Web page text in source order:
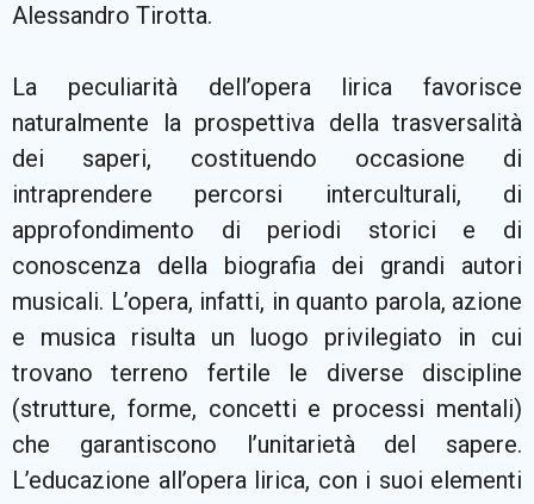
Alessandro Tirotta.
La peculiarità dell’opera lirica favorisce
naturalmente la prospettiva della trasversalità
dei saperi, costituendo occasione di
intraprendere percorsi interculturali, di
approfondimento di periodi storici e di
conoscenza della biografia dei grandi autori
musicali. L’opera, infatti, in quanto parola, azione
e musica risulta un luogo privilegiato in cui
trovano terreno fertile le diverse discipline
(strutture, forme, concetti e processi mentali)
che garantiscono l’unitarietà del sapere.
L’educazione all’opera lirica, con i suoi elementi